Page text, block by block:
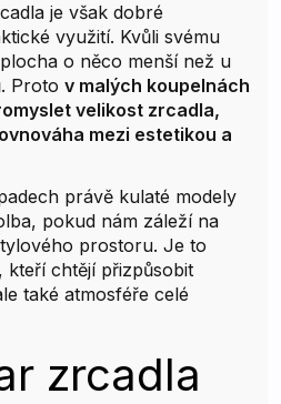
je však dobré
využití. Kvůli svému
o něco menší než u
Proto v malých koupelnách
velikost zrcadla,
mezi estetikou a
právě kulaté modely
pokud nám záleží na
prostoru. Je to
kteří chtějí přizpůsobit
také atmosféře celé
zrcadla